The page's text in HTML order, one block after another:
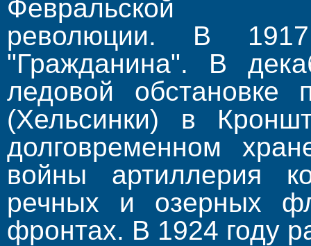
Февральской
революции. В
"Гражданина". В
ледовой обстановке
(Хельсинки) в
долговременном
войны артиллерия
речных и озерных
фронтах. В 1924 году